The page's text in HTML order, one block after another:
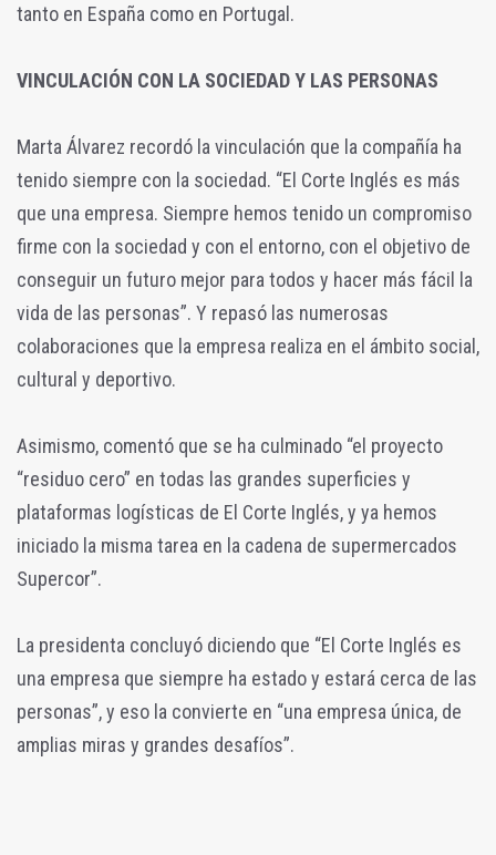
tanto en España como en Portugal.
VINCULACIÓN CON LA SOCIEDAD Y LAS PERSONAS
Marta Álvarez recordó la vinculación que la compañía ha
tenido siempre con la sociedad. “El Corte Inglés es más
que una empresa. Siempre hemos tenido un compromiso
firme con la sociedad y con el entorno, con el objetivo de
conseguir un futuro mejor para todos y hacer más fácil la
vida de las personas”. Y repasó las numerosas
colaboraciones que la empresa realiza en el ámbito social,
cultural y deportivo.
Asimismo, comentó que se ha culminado “el proyecto
“residuo cero” en todas las grandes superficies y
plataformas logísticas de El Corte Inglés, y ya hemos
iniciado la misma tarea en la cadena de supermercados
Supercor”.
La presidenta concluyó diciendo que “El Corte Inglés es
una empresa que siempre ha estado y estará cerca de las
personas”, y eso la convierte en “una empresa única, de
amplias miras y grandes desafíos”.